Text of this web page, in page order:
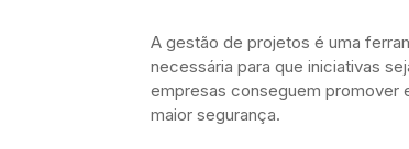
A gestão de projetos é uma
necessária para que iniciativas
empresas conseguem promover
maior segurança.